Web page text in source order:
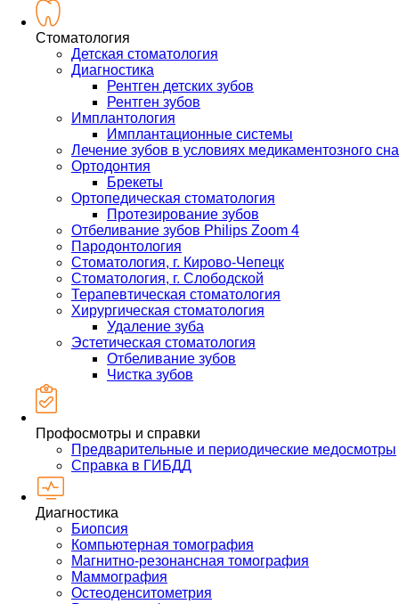
Стоматология
Детская стоматология
Диагностика
Рентген детских зубов
Рентген зубов
Имплантология
Имплантационные системы
Лечение зубов в условиях медикаментозного сна
Ортодонтия
Брекеты
Ортопедическая стоматология
Протезирование зубов
Отбеливание зубов Philips Zoom 4
Пародонтология
Стоматология, г. Кирово-Чепецк
Стоматология, г. Слободской
Терапевтическая стоматология
Хирургическая стоматология
Удаление зуба
Эстетическая стоматология
Отбеливание зубов
Чистка зубов
Профосмотры и справки
Предварительные и периодические медосмотры
Справка в ГИБДД
Диагностика
Биопсия
Компьютерная томография
Магнитно-резонансная томография
Маммография
Остеоденситометрия